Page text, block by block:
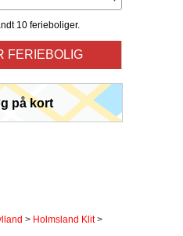
10 ferieboliger.
FERIEBOLIG
på kort
> Holmsland Klit>